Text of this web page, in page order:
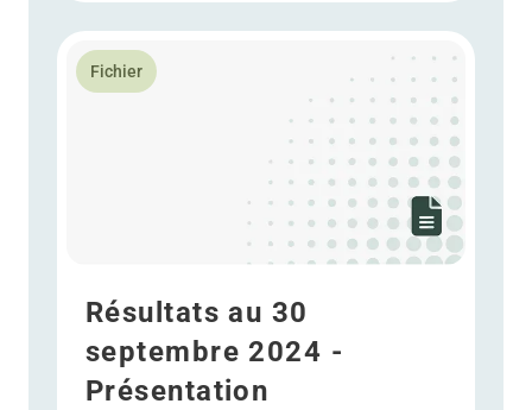
Fichier
Résultats au 30
septembre 2024 -
Présentation
En savoir plus Résultats au 30 septembre 2024 -